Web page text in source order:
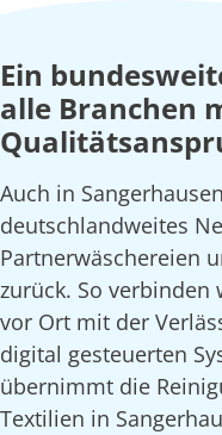
Ein
alle Branchen
Auch in
deutschlandweites
Partnerwäschereien
zurück. So
vor Ort mit der
digital gesteuerten
übernimmt die
Textilien in